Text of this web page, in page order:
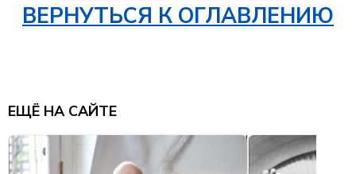
ВЕРНУТЬСЯ К ОГЛАВЛЕНИЮ
ЕЩЁ НА САЙТЕ